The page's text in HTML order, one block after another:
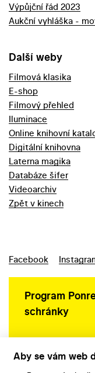
Výpůjční řád 2023
Aukční vyhláška -
Další weby
Filmová klasika
E-shop
Filmový přehled
Iluminace
Online knihovní
Digitální knihovna
Laterna magika
Databáze šifer
Videoarchiv
Zpět v kinech
Facebook
Program
schránky
Aby se vám web